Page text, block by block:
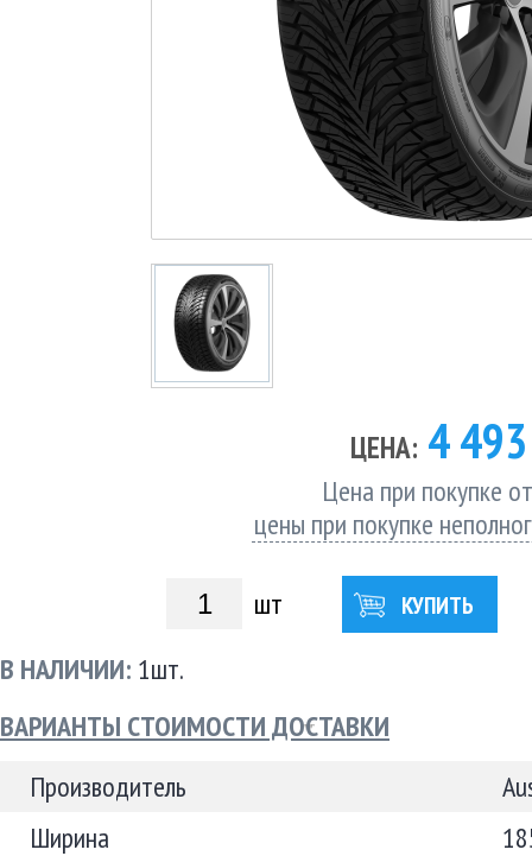
ЦЕНА: 4
Цена при покупке
цены при покупке
шт КУПИТЬ
В НАЛИЧИИ: 1шт.
ВАРИАНТЫ СТОИМОСТИ ДОСТАВКИ
Производитель
Ширина